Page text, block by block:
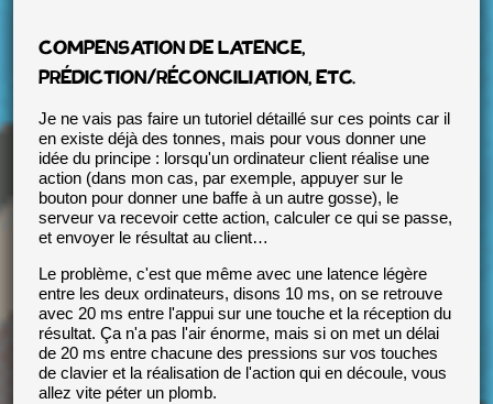
COMPENSATION DE LATENCE,
PRÉDICTION/RÉCONCILIATION, ETC.
Je ne vais pas faire un tutoriel détaillé sur ces points car il
en existe déjà des tonnes, mais pour vous donner une
idée du principe : lorsqu'un ordinateur client réalise une
action (dans mon cas, par exemple, appuyer sur le
bouton pour donner une baffe à un autre gosse), le
serveur va recevoir cette action, calculer ce qui se passe,
et envoyer le résultat au client…
Le problème, c'est que même avec une latence légère
entre les deux ordinateurs, disons 10 ms, on se retrouve
avec 20 ms entre l'appui sur une touche et la réception du
résultat. Ça n'a pas l'air énorme, mais si on met un délai
de 20 ms entre chacune des pressions sur vos touches
de clavier et la réalisation de l'action qui en découle, vous
allez vite péter un plomb.